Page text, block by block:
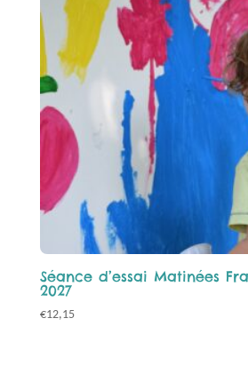
Séance d’essai Matinées
2027
€12,15